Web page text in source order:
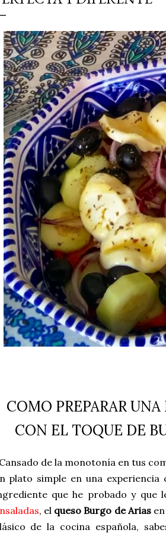
COMO PREPARAR
CON EL TOQUE DE
de la monotonía en tus
plato simple en una
que he probado y
, el queso Burgo de Ariasen
de la cocina española,